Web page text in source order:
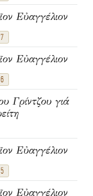
Εὐαγγέλιον
Εὐαγγέλιον
Γρίντζου γιά
Εὐαγγέλιον
Εὐαγγέλιον